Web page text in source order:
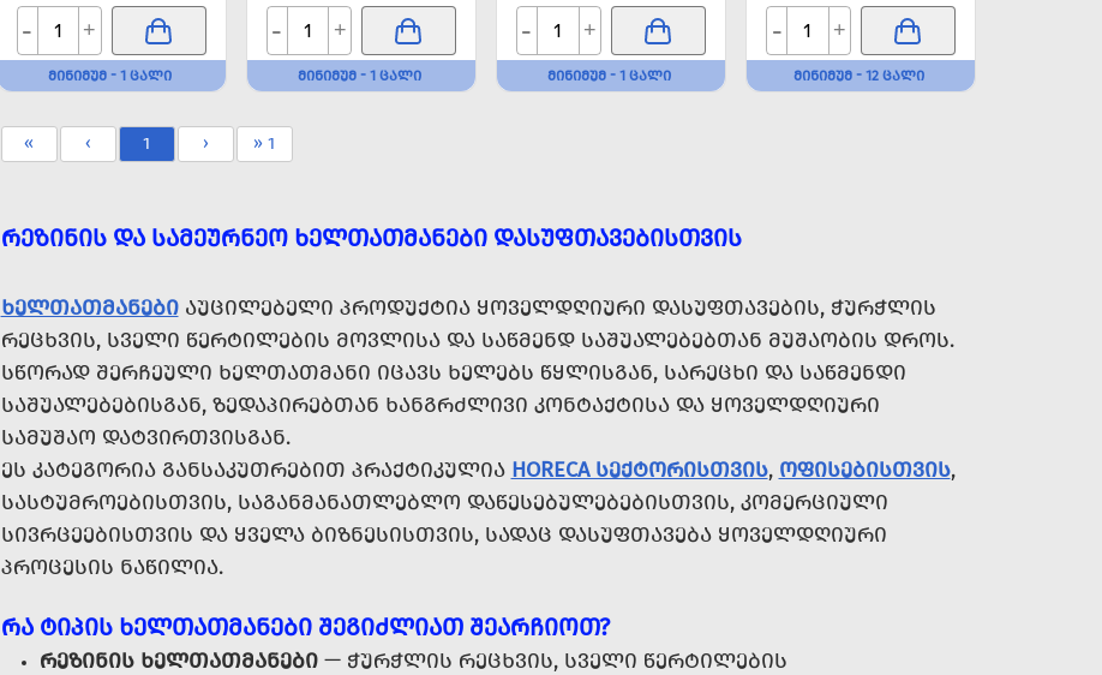
- +
ᲛᲘᲜᲘᲛᲣᲛ - 1 ᲪᲐᲚᲘ
- +
ᲛᲘᲜᲘᲛᲣᲛ - 1 ᲪᲐᲚᲘ
- +
ᲛᲘᲜᲘᲛᲣᲛ - 1 ᲪᲐᲚᲘ
- +
ᲛᲘᲜᲘᲛᲣᲛ - 12 ᲪᲐᲚᲘ
« ‹ 1 › » 1
ᲠᲔᲖᲘᲜᲘᲡ ᲓᲐ ᲡᲐᲛᲔᲣᲠᲜᲔᲝ ᲮᲔᲚᲗᲐᲗᲛᲐᲜᲔᲑᲘ ᲓᲐᲡᲣᲤᲗᲐᲕᲔᲑᲘᲡᲗᲕᲘᲡ
ᲮᲔᲚᲗᲐᲗᲛᲐᲜᲔᲑᲘᲐᲣᲪᲘᲚᲔᲑᲔᲚᲘ ᲞᲠᲝᲓᲣᲥᲢᲘᲐ ᲧᲝᲕᲔᲚᲓᲦᲘᲣᲠᲘ ᲓᲐᲡᲣᲤᲗᲐᲕᲔᲑᲘᲡ, ᲭᲣᲠᲭᲚᲘᲡ
ᲠᲔᲪᲮᲕᲘᲡ, ᲡᲕᲔᲚᲘ ᲬᲔᲠᲢᲘᲚᲔᲑᲘᲡ ᲛᲝᲕᲚᲘᲡᲐ ᲓᲐ ᲡᲐᲬᲛᲔᲜᲓ ᲡᲐᲨᲣᲐᲚᲔᲑᲔᲑᲗᲐᲜ ᲛᲣᲨᲐᲝᲑᲘᲡ ᲓᲠᲝᲡ.
ᲡᲬᲝᲠᲐᲓ ᲨᲔᲠᲩᲔᲣᲚᲘ ᲮᲔᲚᲗᲐᲗᲛᲐᲜᲘ ᲘᲪᲐᲕᲡ ᲮᲔᲚᲔᲑᲡ ᲬᲧᲚᲘᲡᲒᲐᲜ, ᲡᲐᲠᲔᲪᲮᲘ ᲓᲐ ᲡᲐᲬᲛᲔᲜᲓᲘ
ᲡᲐᲨᲣᲐᲚᲔᲑᲔᲑᲘᲡᲒᲐᲜ, ᲖᲔᲓᲐᲞᲘᲠᲔᲑᲗᲐᲜ ᲮᲐᲜᲒᲠᲫᲚᲘᲕᲘ ᲙᲝᲜᲢᲐᲥᲢᲘᲡᲐ ᲓᲐ ᲧᲝᲕᲔᲚᲓᲦᲘᲣᲠᲘ
ᲡᲐᲛᲣᲨᲐᲝ ᲓᲐᲢᲕᲘᲠᲗᲕᲘᲡᲒᲐᲜ.
ᲔᲡ ᲙᲐᲢᲔᲒᲝᲠᲘᲐ ᲒᲐᲜᲡᲐᲙᲣᲗᲠᲔᲑᲘᲗ ᲞᲠᲐᲥᲢᲘᲙᲣᲚᲘᲐ HORECA ᲡᲔᲥᲢᲝᲠᲘᲡᲗᲕᲘᲡ, ᲝᲤᲘᲡᲔᲑᲘᲡᲗᲕᲘᲡ,
ᲡᲐᲡᲢᲣᲛᲠᲝᲔᲑᲘᲡᲗᲕᲘᲡ, ᲡᲐᲒᲐᲜᲛᲐᲜᲐᲗᲚᲔᲑᲚᲝ ᲓᲐᲬᲔᲡᲔᲑᲣᲚᲔᲑᲔᲑᲘᲡᲗᲕᲘᲡ, ᲙᲝᲛᲔᲠᲪᲘᲣᲚᲘ
ᲡᲘᲕᲠᲪᲔᲔᲑᲘᲡᲗᲕᲘᲡ ᲓᲐ ᲧᲕᲔᲚᲐ ᲑᲘᲖᲜᲔᲡᲘᲡᲗᲕᲘᲡ, ᲡᲐᲓᲐᲪ ᲓᲐᲡᲣᲤᲗᲐᲕᲔᲑᲐ ᲧᲝᲕᲔᲚᲓᲦᲘᲣᲠᲘ
ᲞᲠᲝᲪᲔᲡᲘᲡ ᲜᲐᲬᲘᲚᲘᲐ.
ᲠᲐ ᲢᲘᲞᲘᲡ ᲮᲔᲚᲗᲐᲗᲛᲐᲜᲔᲑᲘ ᲨᲔᲒᲘᲫᲚᲘᲐᲗ ᲨᲔᲐᲠᲩᲘᲝᲗ?
ᲠᲔᲖᲘᲜᲘᲡ ᲮᲔᲚᲗᲐᲗᲛᲐᲜᲔᲑᲘ— ᲭᲣᲠᲭᲚᲘᲡ ᲠᲔᲪᲮᲕᲘᲡ, ᲡᲕᲔᲚᲘ ᲬᲔᲠᲢᲘᲚᲔᲑᲘᲡ